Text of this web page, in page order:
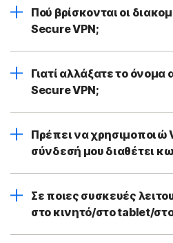
Πού βρίσκονται οι
Secure VPN;
Γιατί αλλάξατε το
Secure VPN;
Πρέπει να χρησιμοποιώ
σύνδεσή μου διαθέτει
Σε ποιες συσκευές
στο κινητό/στο tablet/